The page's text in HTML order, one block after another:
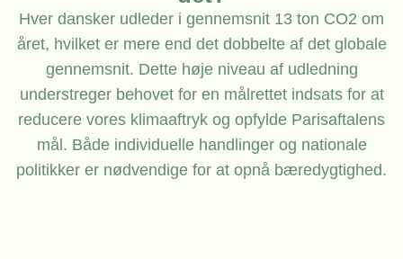
Hver dansker udleder i gennemsnit 13 ton CO2 om
året, hvilket er mere end det dobbelte af det globale
gennemsnit. Dette høje niveau af udledning
understreger behovet for en målrettet indsats for at
reducere vores klimaaftryk og opfylde Parisaftalens
mål. Både individuelle handlinger og nationale
politikker er nødvendige for at opnå bæredygtighed.